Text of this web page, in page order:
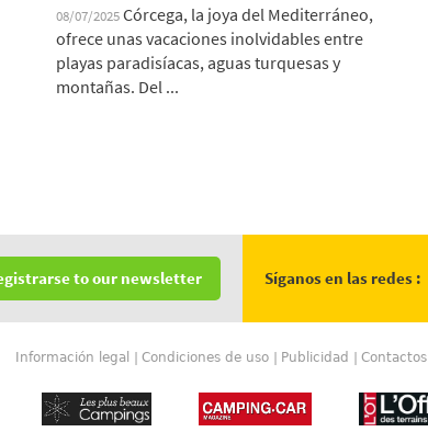
08/07/2025Córcega, la joya del Mediterráneo,
ofrece unas vacaciones inolvidables entre
playas paradisíacas, aguas turquesas y
montañas. Del ...
to our newsletter Síganos en las redes :
Información legal Condiciones de uso Publicidad Contactos